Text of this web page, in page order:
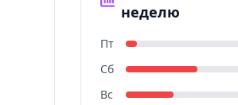
неделю
Пт
Сб
Вс